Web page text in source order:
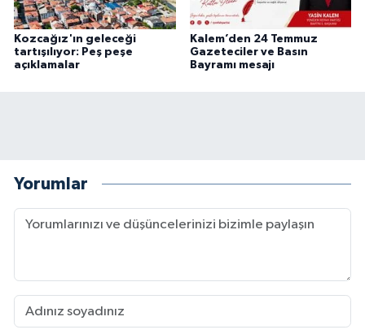
Kozcağız'ın geleceği
tartışılıyor: Peş peşe
açıklamalar
Kalem’den 24 Temmuz
Gazeteciler ve Basın
Bayramı mesajı
Yorumlar